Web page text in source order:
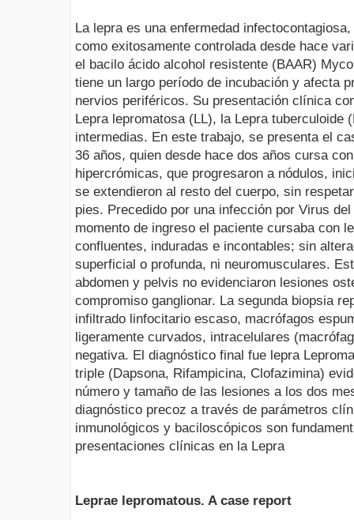
La lepra es una enfermedad
como exitosamente controlada desde hace
el bacilo ácido alcohol resistente (BAAR)
tiene un largo período de incubación y afecta
nervios periféricos. Su presentación clínica
Lepra lepromatosa (LL), la Lepra tuberculoide
intermedias. En este trabajo, se presenta el
36 años, quien desde hace dos años cursa
hipercrómicas, que progresaron a nódulos,
se extendieron al resto del cuerpo, sin
pies. Precedido por una infección por Virus
momento de ingreso el paciente cursaba con
confluentes, induradas e incontables; sin
superficial o profunda, ni neuromusculares.
abdomen y pelvis no evidenciaron lesiones
compromiso ganglionar. La segunda biopsia
infiltrado linfocitario escaso, macrófagos
ligeramente curvados, intracelulares
negativa. El diagnóstico final fue lepra
triple (Dapsona, Rifampicina, Clofazimina)
número y tamaño de las lesiones a los dos
diagnóstico precoz a través de parámetros
inmunológicos y baciloscópicos son
presentaciones clínicas en la Lepra
Leprae lepromatous. A case report